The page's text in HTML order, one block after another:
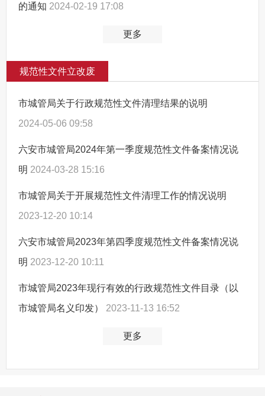
的通知 2024-02-19 17:08
更多
规范性文件立改废
市城管局关于行政规范性文件清理结果的说明
2024-05-06 09:58
六安市城管局2024年第一季度规范性文件备案情况说
明 2024-03-28 15:16
市城管局关于开展规范性文件清理工作的情况说明
2023-12-20 10:14
六安市城管局2023年第四季度规范性文件备案情况说
明 2023-12-20 10:11
市城管局2023年现行有效的行政规范性文件目录（以
市城管局名义印发） 2023-11-13 16:52
更多